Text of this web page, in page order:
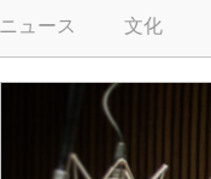
ニュース 文化